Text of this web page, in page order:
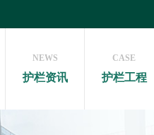
NEWS
护栏资讯
CASE
护栏工程